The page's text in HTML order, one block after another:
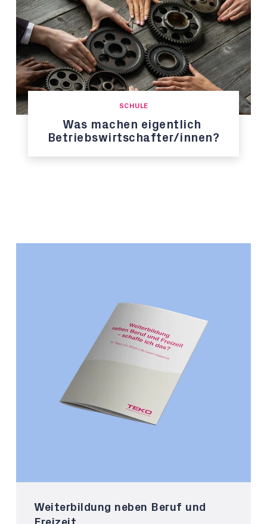
SCHULE
Was machen eigentlich
Betriebswirtschafter/innen?
Weiterbildung neben Beruf und